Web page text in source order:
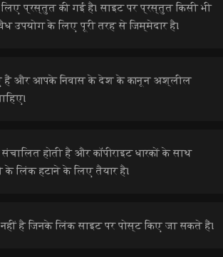
प्रस्तुत की गई है। साइट पर प्रस्तुत किसी भी
उपयोग के लिए पूरी तरह से जिम्मेदार है।
हैं और आपके निवास के देश के कानून अश्लील
होती है और कॉपीराइट धारकों के साथ
लिंक हटाने के लिए तैयार है।
है जिनके लिंक साइट पर पोस्ट किए जा सकते हैं।